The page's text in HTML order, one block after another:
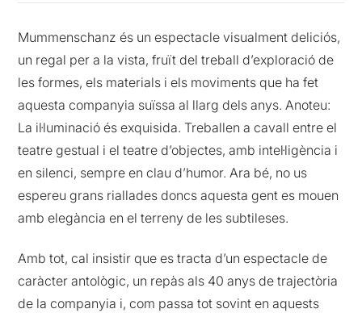
Mummenschanz és un espectacle visualment deliciós,
un regal per a la vista, fruït del treball d’exploració de
les formes, els materials i els moviments que ha fet
aquesta companyia suïssa al llarg dels anys. Anoteu:
La il·luminació és exquisida. Treballen a cavall entre el
teatre gestual i el teatre d’objectes, amb intel·ligència i
en silenci, sempre en clau d’humor. Ara bé, no us
espereu grans riallades doncs aquesta gent es mouen
amb elegància en el terreny de les subtileses.
Amb tot, cal insistir que es tracta d’un espectacle de
caràcter antològic, un repàs als 40 anys de trajectòria
de la companyia i, com passa tot sovint en aquests